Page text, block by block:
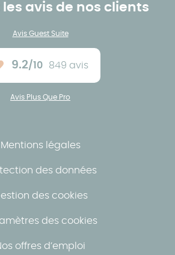
avis de nos clients
Avis Guest Suite
moyenne :
9.2/10 849 avis
Avis Plus Que Pro
Mentions légales
des données
des cookies
des cookies
offres d’emploi